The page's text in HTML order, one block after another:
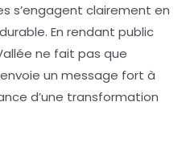
s’engagent clairement en
En rendant public
ne fait pas que
un message fort à
d’une transformation